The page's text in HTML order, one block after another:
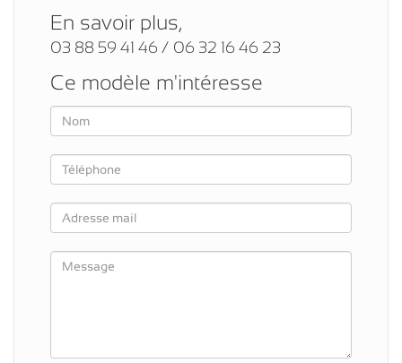
En savoir plus,
03 88 59 41 46 / 06 32 16 46 23
Ce modèle m'intéresse